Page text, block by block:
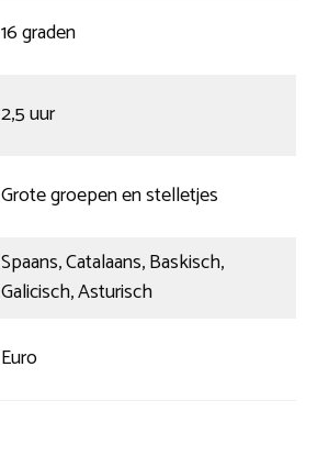
16 graden
2,5 uur
Grote groepen en stelletjes
Spaans, Catalaans, Baskisch,
Galicisch, Asturisch
Euro